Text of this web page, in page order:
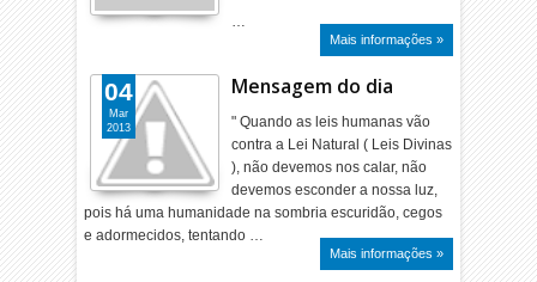
…
Mais informações »
Mensagem do dia
" Quando as leis humanas vão
contra a Lei Natural ( Leis Divinas
), não devemos nos calar, não
devemos esconder a nossa luz,
pois há uma humanidade na sombria escuridão, cegos
e adormecidos, tentando …
Mais informações »
04
Mar
2013